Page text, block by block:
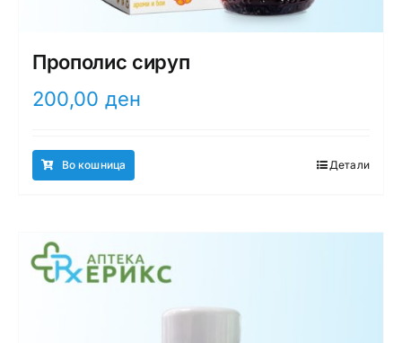
Прополис сируп
200,00 ден
Во кошница Детали